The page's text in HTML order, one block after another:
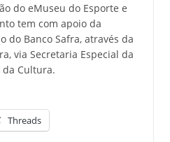
do eMuseu do Esporte e
tem com apoio da
do Banco Safra, através da
via Secretaria Especial da
Cultura.
Threads